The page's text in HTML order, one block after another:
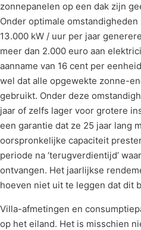
zonnepanelen op een dak zijn
Onder optimale
13.000 kW / uur per jaar
meer dan 2.000 euro aan
aanname van 16 cent per
wel dat alle opgewekte zonne-
gebruikt. Onder deze
jaar of zelfs lager voor grotere
een garantie dat ze 25 jaar lang
oorspronkelijke capaciteit
periode na ‘terugverdientijd’
ontvangen. Het jaarlijkse
hoeven niet uit te leggen dat dit
Villa-afmetingen en
op het eiland. Het is misschien